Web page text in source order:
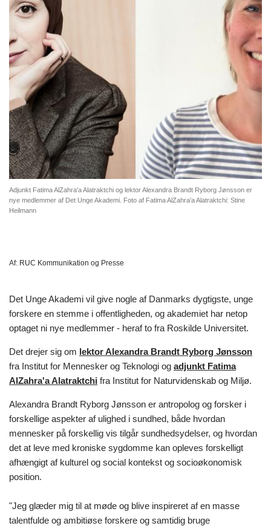
Adjunkt Fatima AlZahra'a Alatraktchi og lektor Alexandra Brandt Ryborg Jønsson er
nye medlemmer af Det Unge Akademi. Foto af Fatima AlZahra'a Alatraktchi: Stine
Heilmann
Af: RUC Kommunikation og Presse
Det Unge Akademi vil give nogle af Danmarks dygtigste, unge
forskere en stemme i offentligheden, og akademiet har netop
optaget ni nye medlemmer - heraf to fra Roskilde Universitet.
Det drejer sig om lektor Alexandra Brandt Ryborg Jønsson
fra Institut for Mennesker og Teknologi og adjunkt Fatima
AlZahra'a Alatraktchi fra Institut for Naturvidenskab og Miljø.
Alexandra Brandt Ryborg Jønsson er antropolog og forsker i
forskellige aspekter af ulighed i sundhed, både hvordan
mennesker på forskellig vis tilgår sundhedsydelser, og hvordan
det at leve med kroniske sygdomme kan opleves forskelligt
afhængigt af kulturel og social kontekst og socioøkonomisk
position.
"Jeg glæder mig til at møde og blive inspireret af en masse
talentfulde og ambitiøse forskere og samtidig bruge